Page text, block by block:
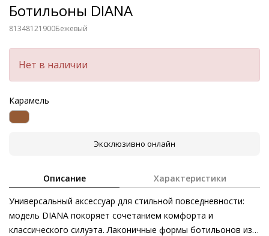
Ботильоны DIANA
81348121900Бежевый
Нет в наличии
Карамель
Эксклюзивно онлайн
Описание Характеристики
Универсальный аксессуар для стильной повседневности:
модель DIANA покоряет сочетанием комфорта и
классического силуэта. Лаконичные формы ботильонов из